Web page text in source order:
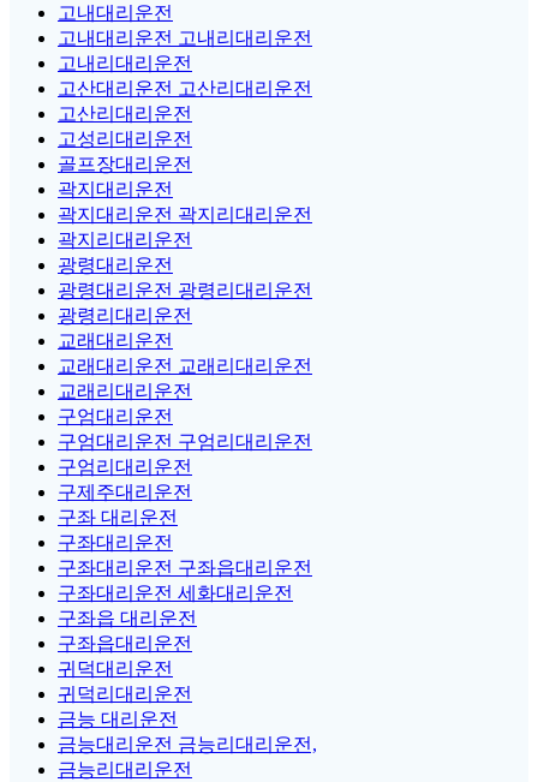
고내대리운전
고내대리운전 고내리대리운전
고내리대리운전
고산대리운전 고산리대리운전
고산리대리운전
고성리대리운전
골프장대리운전
곽지대리운전
곽지대리운전 곽지리대리운전
곽지리대리운전
광령대리운전
광령대리운전 광령리대리운전
광령리대리운전
교래대리운전
교래대리운전 교래리대리운전
교래리대리운전
구엄대리운전
구엄대리운전 구엄리대리운전
구엄리대리운전
구제주대리운전
구좌 대리운전
구좌대리운전
구좌대리운전 구좌읍대리운전
구좌대리운전 세화대리운전
구좌읍 대리운전
구좌읍대리운전
귀덕대리운전
귀덕리대리운전
금능 대리운전
금능대리운전 금능리대리운전,
금능리대리운전